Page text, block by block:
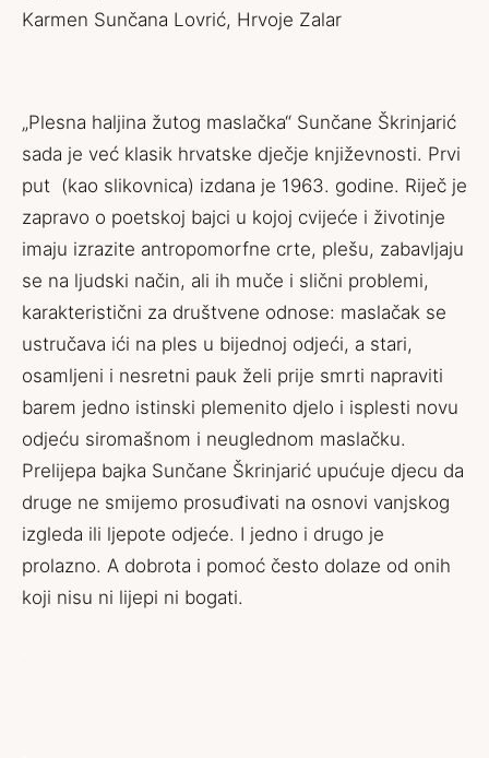
Karmen Sunčana Lovrić, Hrvoje Zalar
„Plesna haljina žutog maslačka“ Sunčane Škrinjarić
sada je već klasik hrvatske dječje književnosti. Prvi
put (kao slikovnica) izdana je 1963. godine. Riječ je
zapravo o poetskoj bajci u kojoj cvijeće i životinje
imaju izrazite antropomorfne crte, plešu, zabavljaju
se na ljudski način, ali ih muče i slični problemi,
karakteristični za društvene odnose: maslačak se
ustručava ići na ples u bijednoj odjeći, a stari,
osamljeni i nesretni pauk želi prije smrti napraviti
barem jedno istinski plemenito djelo i isplesti novu
odjeću siromašnom i neuglednom maslačku.
Prelijepa bajka Sunčane Škrinjarić upućuje djecu da
druge ne smijemo prosuđivati na osnovi vanjskog
izgleda ili ljepote odjeće. I jedno i drugo je
prolazno. A dobrota i pomoć često dolaze od onih
koji nisu ni lijepi ni bogati.